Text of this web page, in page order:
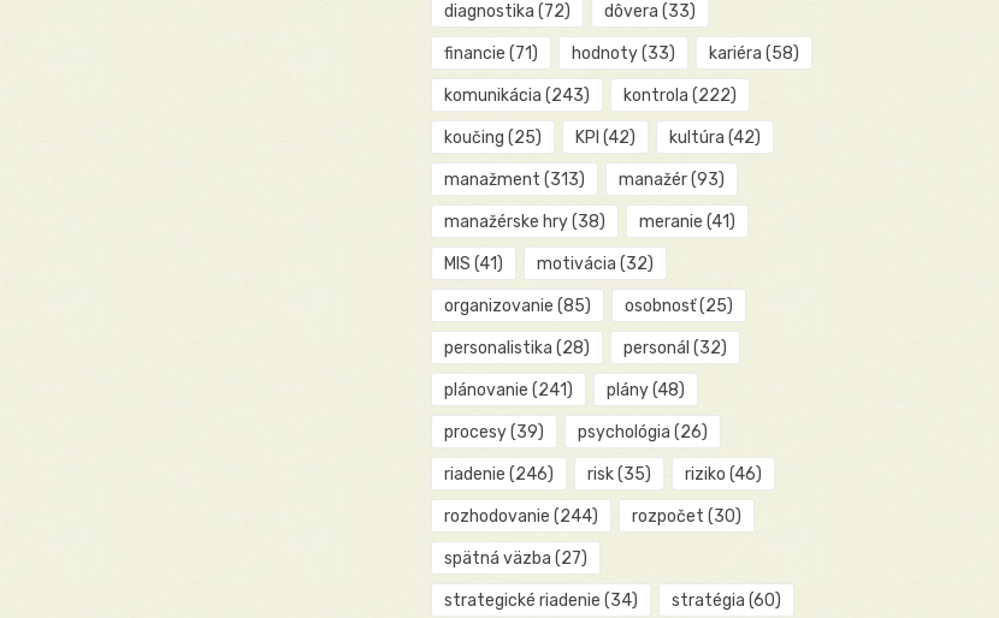
diagnostika (72) dôvera (33)
financie (71) hodnoty(33) kariéra (58)
komunikácia (243) kontrola (222)
koučing (25) KPI (42) kultúra (42)
manažment (313) manažér(93)
manažérske hry(38) meranie (41)
MIS (41) motivácia (32)
organizovanie (85) osobnosť(25)
personalistika (28) personál (32)
plánovanie (241) plány(48)
procesy(39) psychológia (26)
riadenie (246) risk(35) riziko (46)
rozhodovanie (244) rozpočet (30)
spätná väzba (27)
strategické riadenie (34) stratégia (60)